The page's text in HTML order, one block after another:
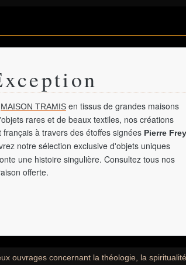
MAISON TRAMIS en tissus de grandes maisons
rares et de beaux textiles, nos créations
à travers des étoffes signées Pierre Frey
notre sélection exclusive d'objets uniques
une histoire singulière. Consultez tous nos
offerte.
ouvrages concernant la théologie, la